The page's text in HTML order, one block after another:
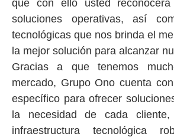
qué con ello usted
soluciones operativas, así
tecnológicas que nos brinda el
la mejor solución para alcanzar
Gracias a que tenemos
mercado, Grupo Ono cuenta
específico para ofrecer
la necesidad de cada cliente,
infraestructura tecnológica